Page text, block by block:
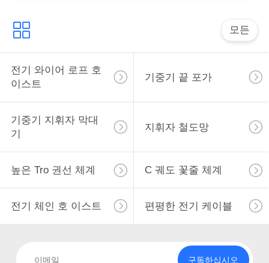
를
요
구
하
십
시
오
COMPANY
모든
전기 와이어 로프 호
이스트
기중기 끝 포가
기중기 지휘자 막대
기
지휘자 철도망
높은 Tro 권선 체계 C 궤도 꽃줄 체계
전기 체인 호 이스트 편평한 전기 케이블
구독하십시오